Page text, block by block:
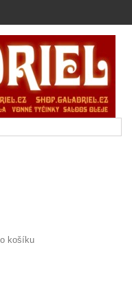
košíku